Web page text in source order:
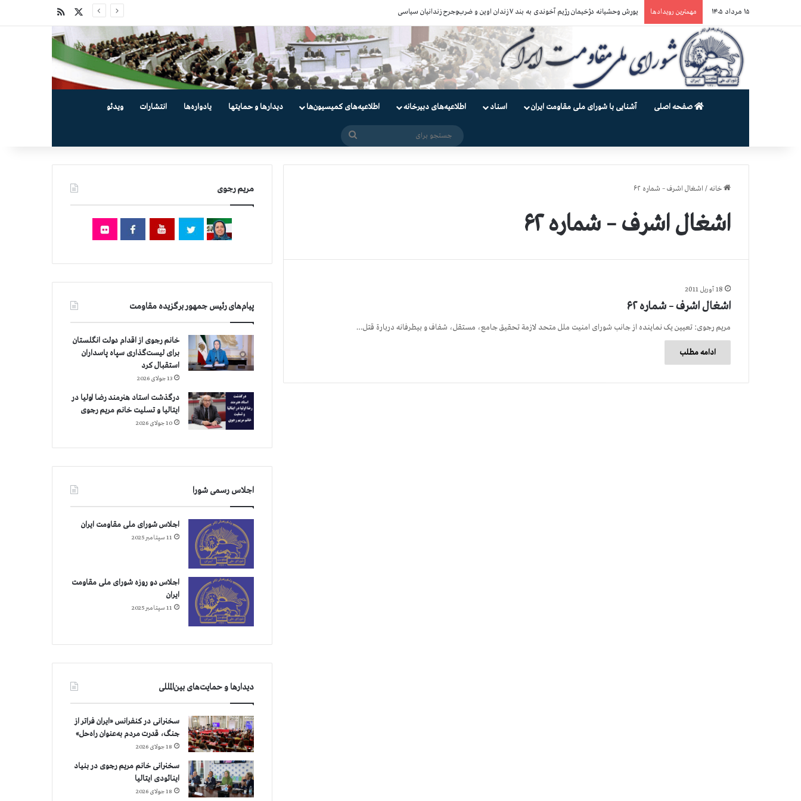
۱۵ مرداد ۱۴۰۵ مهمترین رویدادها یورش وحشیانه دژخیمان رژیم آخوندی به بند ۷ زندان اوین و ضرب‌وجرح زندانیان سیاسی
صفحه اصلی آشنایی با شورای ملی مقاومت ایران اسناد اطلاعیه‌های دبیرخانه اطلاعیه‌های کمیسیون‌‌ها دیدارها و حمایتها یادواره‌ها انتشارات ویدئو
خانه / اشغال اشرف – شماره ۶۲
اشغال اشرف – شماره ۶۲
18 آوریل 2011
اشغال اشرف – شماره ۶۲
مریم رجوی: تعیین یک نماینده از جانب شورای امنیت ملل متحد لازمة تحقیق جامع، مستقل، شفاف و بیطرفانه دربارة قتل…
ادامه مطلب
مریم رجوی
پیام‌های رئیس جمهور برگزیده مقاومت
خانم رجوی از اقدام دولت انگلستان
برای لیست‌گذاری سپاه پاسداران
استقبال کرد
13 جولای 2026
درگذشت استاد هنرمند رضا اولیا در
ایتالیا و تسلیت خانم مریم رجوی
10 جولای 2026
اجلاس رسمی شورا
اجلاس شورای ملی مقاومت ایران
11 سپتامبر 2025
اجلاس دو روزه شورای ملی مقاومت
ایران
11 سپتامبر 2025
دیدارها و حمایت‌های بین‌المللی
سخنرانی در کنفرانس «ایران فراتر از
جنگ، قدرت مردم به‌عنوان راه‌حل»
18 جولای 2026
سخنرانی خانم مریم رجوی در بنیاد
اینائودی ایتالیا
18 جولای 2026